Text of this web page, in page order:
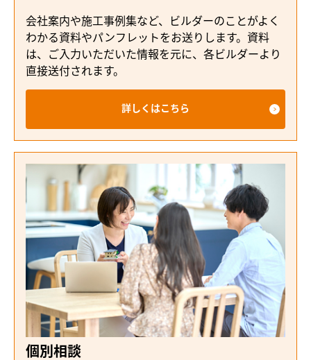
会社案内や施工事例集など、ビルダーのことがよく
わかる資料やパンフレットをお送りします。資料
は、ご入力いただいた情報を元に、各ビルダーより
直接送付されます。
詳しくはこちら
個別相談